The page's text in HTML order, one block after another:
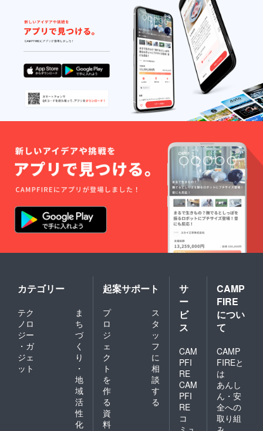
カテゴリー
テク
ノロ
ジー
・ガ
ジェ
ット
ま
ち
づ
く
り
・
地
域
活
性
化
起案サポート
プ
ロ
ジ
ェ
ク
ト
を
作
る
ス
タ
ッ
フ
に
相
談
す
る
資
料
サ
ー
ビ
ス
CAM
PFI
RE
CAM
PFI
RE
コ
CAMP
FIRE
につい
て
CAMP
FIREと
は
あんし
ん・安
全への
取り組